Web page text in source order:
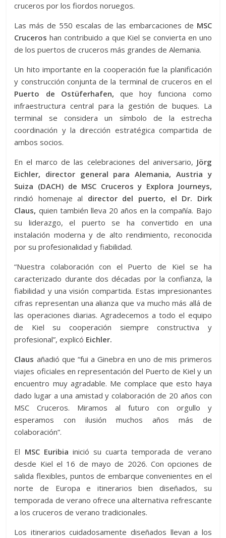
cruceros por los fiordos noruegos.
Las más de 550 escalas de las embarcaciones de MSC
Cruceros han contribuido a que Kiel se convierta en uno
de los puertos de cruceros más grandes de Alemania.
Un hito importante en la cooperación fue la planificación
y construcción conjunta de la terminal de cruceros en el
Puerto de Ostüferhafen, que hoy funciona como
infraestructura central para la gestión de buques. La
terminal se considera un símbolo de la estrecha
coordinación y la dirección estratégica compartida de
ambos socios.
En el marco de las celebraciones del aniversario, Jörg
Eichler, director general para Alemania, Austria y
Suiza (DACH) de MSC Cruceros y Explora Journeys,
rindió homenaje al director del puerto, el Dr. Dirk
Claus, quien también lleva 20 años en la compañía. Bajo
su liderazgo, el puerto se ha convertido en una
instalación moderna y de alto rendimiento, reconocida
por su profesionalidad y fiabilidad.
“Nuestra colaboración con el Puerto de Kiel se ha
caracterizado durante dos décadas por la confianza, la
fiabilidad y una visión compartida. Estas impresionantes
cifras representan una alianza que va mucho más allá de
las operaciones diarias. Agradecemos a todo el equipo
de Kiel su cooperación siempre constructiva y
profesional”, explicó Eichler.
Claus añadió que “fui a Ginebra en uno de mis primeros
viajes oficiales en representación del Puerto de Kiel y un
encuentro muy agradable. Me complace que esto haya
dado lugar a una amistad y colaboración de 20 años con
MSC Cruceros. Miramos al futuro con orgullo y
esperamos con ilusión muchos años más de
colaboración”.
El MSC Euribia inició su cuarta temporada de verano
desde Kiel el 16 de mayo de 2026. Con opciones de
salida flexibles, puntos de embarque convenientes en el
norte de Europa e itinerarios bien diseñados, su
temporada de verano ofrece una alternativa refrescante
a los cruceros de verano tradicionales.
Los itinerarios cuidadosamente diseñados llevan a los